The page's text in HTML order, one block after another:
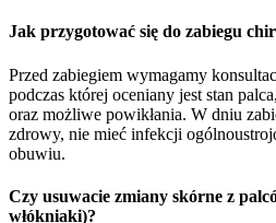
Jak przygotować się do zabiegu
Przed zabiegiem wymagamy
podczas której oceniany jest stan
oraz możliwe powikłania. W dniu
zdrowy, nie mieć infekcji
obuwiu.
Czy usuwacie zmiany skórne z
włókniaki)?